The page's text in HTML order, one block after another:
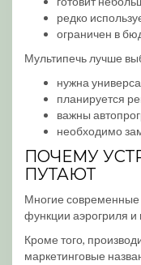
редко
ограничен в
Мультипечь лучше
нужна
планируется
важны
необходимо
ПОЧЕМУ
ПУТАЮТ
Многие
функции аэрогриля и
Кроме того,
маркетинговые